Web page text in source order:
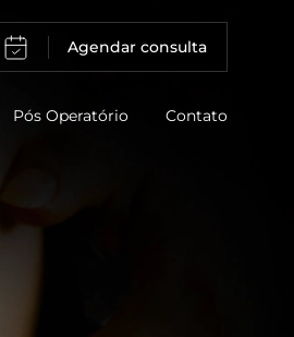
Agendar consulta
Pós Operatório Contato